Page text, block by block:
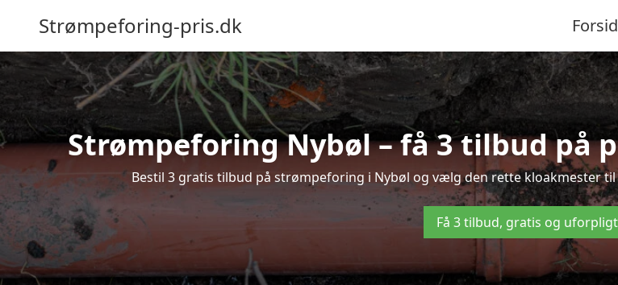
Strømpeforing-pris.dk
Strømpeforing Nybøl – få 3 tilbud på
Bestil 3 gratis tilbud på strømpeforing i Nybøl og vælg den rette kloakmester
Få 3 tilbud, gratis og